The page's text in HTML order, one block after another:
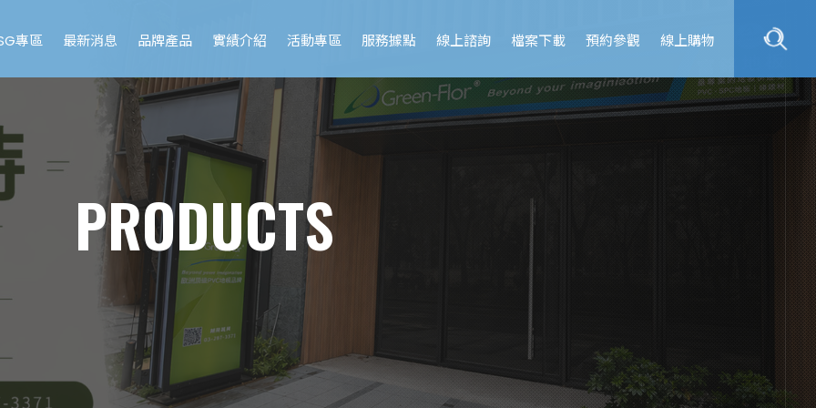
專區 最新消息 品牌產品 實績介紹 活動專區 服務據點 線上諮詢 檔案下載 預約參觀 線上購物
PRODUCTS